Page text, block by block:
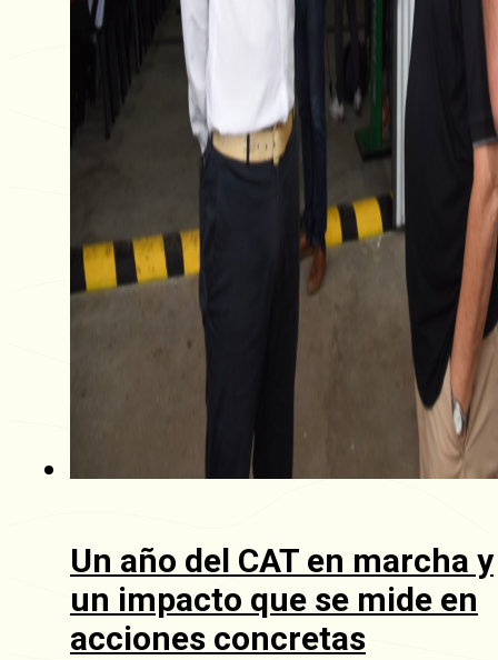
Un año del CAT en marcha y
un impacto que se mide en
acciones concretas